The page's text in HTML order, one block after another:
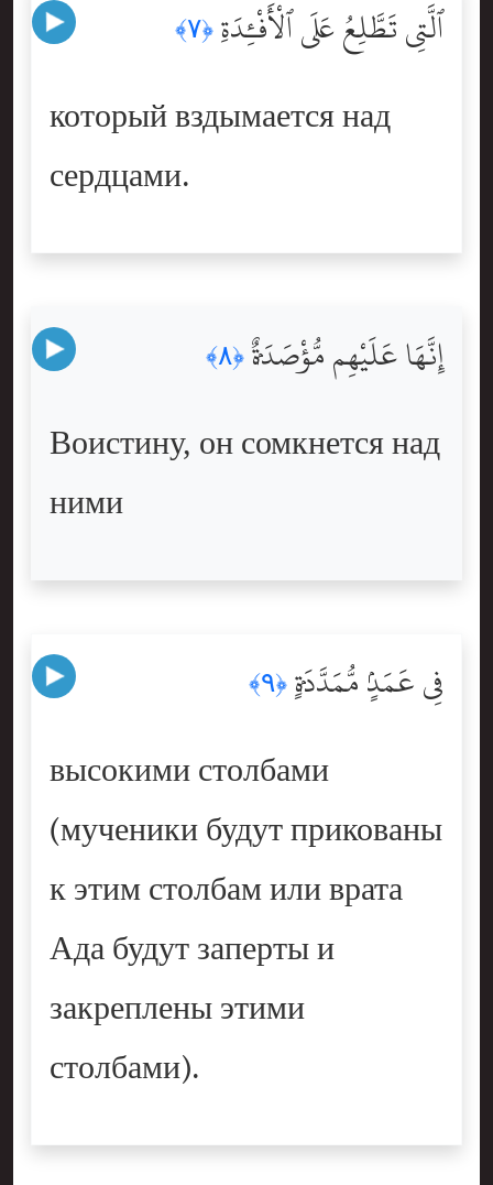
ٱلَّتِى تَطَّلِعُ عَلَى ٱلْأَفْـِٔدَةِ ﴿٧﴾
который вздымается над
сердцами.
إِنَّهَا عَلَيْهِم مُّؤْصَدَةٌۭ ﴿٨﴾
Воистину, он сомкнется над
ними
فِى عَمَدٍۢ مُّمَدَّدَةٍۭ ﴿٩﴾
высокими столбами
(мученики будут прикованы
к этим столбам или врата
Ада будут заперты и
закреплены этими
столбами).